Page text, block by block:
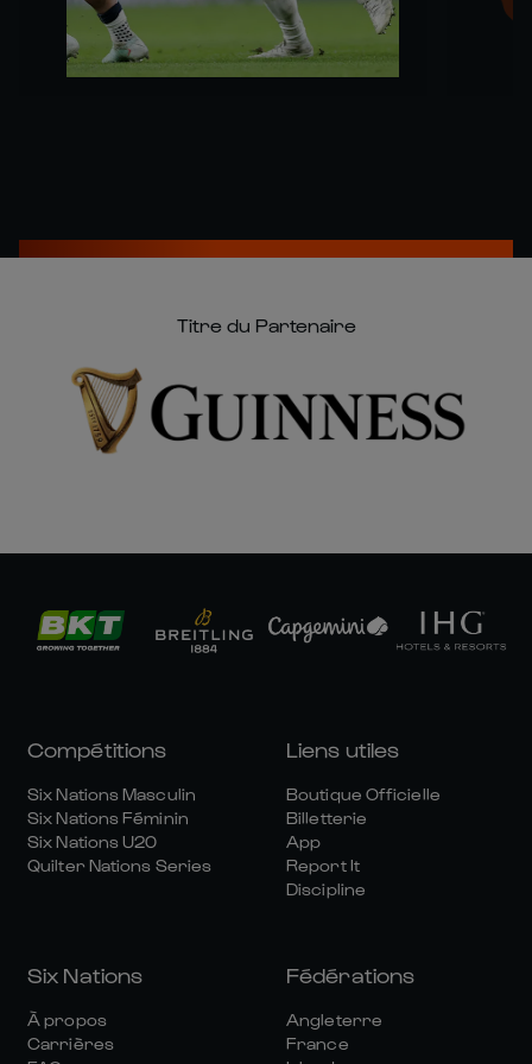
Titre du Partenaire
Compétitions
Six Nations Masculin
Six Nations Féminin
Six Nations U20
Quilter Nations Series
Liens utiles
Boutique Officielle
Billetterie
App
Report It
Discipline
Six Nations
À propos
Carrières
Fédérations
Angleterre
France